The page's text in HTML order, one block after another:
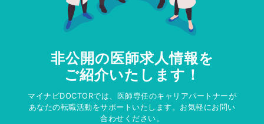
非公開の医師求人情報を
ご紹介いたします！
マイナビDOCTORでは、医師専任のキャリアパートナーが
あなたの転職活動をサポートいたします。お気軽にお問い
合わせください。